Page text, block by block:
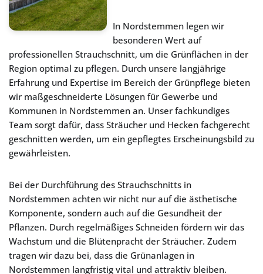
In Nordstemmen legen wir
besonderen Wert auf
professionellen Strauchschnitt, um die Grünflächen in der
Region optimal zu pflegen. Durch unsere langjährige
Erfahrung und Expertise im Bereich der Grünpflege bieten
wir maßgeschneiderte Lösungen für Gewerbe und
Kommunen in Nordstemmen an. Unser fachkundiges
Team sorgt dafür, dass Sträucher und Hecken fachgerecht
geschnitten werden, um ein gepflegtes Erscheinungsbild zu
gewährleisten.
Bei der Durchführung des Strauchschnitts in
Nordstemmen achten wir nicht nur auf die ästhetische
Komponente, sondern auch auf die Gesundheit der
Pflanzen. Durch regelmäßiges Schneiden fördern wir das
Wachstum und die Blütenpracht der Sträucher. Zudem
tragen wir dazu bei, dass die Grünanlagen in
Nordstemmen langfristig vital und attraktiv bleiben.